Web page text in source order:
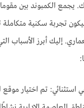
يجمع الكمبوند بين
تجربة سكنية متكاملة
إليك أبرز الأسباب
استثنائي: تم اختيار موقع